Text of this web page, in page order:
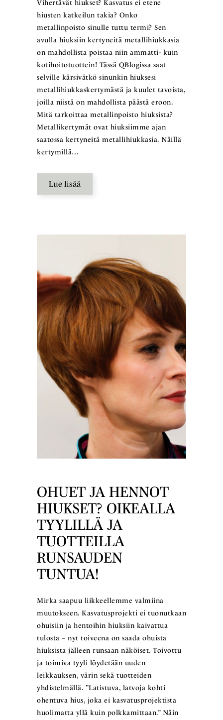
Vihertävät hiukset? Kasvatus ei etene
hiusten katkeilun takia? Onko
metallinpoisto sinulle tuttu termi? Sen
avulla hiuksiin kertyneitä metallihiukkasia
on mahdollista poistaa niin ammatti- kuin
kotihoitotuottein! Tässä QBlogissa saat
selville kärsivätkö sinunkin hiuksesi
metallihiukkaskertymästä ja kuulet tavoista,
joilla niistä on mahdollista päästä eroon.
Mitä tarkoittaa metallinpoisto hiuksista?
Metallikertymät ovat hiuksiimme ajan
saatossa kertyneitä metallihiukkasia. Näillä
kertymillä…
Lue lisää
OHUET JA HENNOT
HIUKSET? OIKEALLA
TYYLILLÄ JA
TUOTTEILLA
RUNSAUDEN
TUNTUA!
Mirka saapuu liikkeellemme valmiina
muutokseen. Kasvatusprojekti ei tuonutkaan
ohuisiin ja hentoihin hiuksiin kaivattua
tulosta – nyt toiveena on saada ohuista
hiuksista jälleen runsaan näköiset. Toivottu
ja toimiva tyyli löydetään uuden
leikkauksen, värin sekä tuotteiden
yhdistelmällä. ”Latistuva, latvoja kohti
ohentuva hius, joka ei kasvatusprojektista
huolimatta yllä kuin polkkamittaan.” Näin